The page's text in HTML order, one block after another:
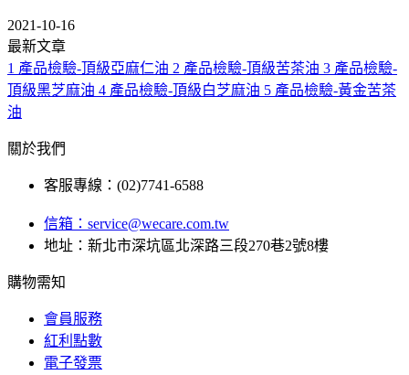
2021-10-16
最新文章
1 產品檢驗-頂級亞麻仁油 2 產品檢驗-頂級苦茶油 3 產品檢驗-
頂級黑芝麻油 4 產品檢驗-頂級白芝麻油 5 產品檢驗-黃金苦茶
油
關於我們
客服專線：(02)7741-6588
信箱： service@wecare.com.tw
地址：新北市深坑區北深路三段270巷2號8樓
購物需知
會員服務
紅利點數
電子發票